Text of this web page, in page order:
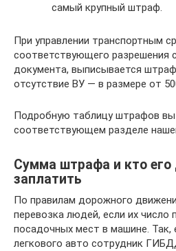
самый крупный штраф.
При управлении транспортным
соответствующего разрешения
документа, выписывается
отсутствие ВУ — в размере от
Подробную таблицу штрафов вы
соответствующем разделе
Сумма штрафа и кто
заплатить
По правилам дорожного
перевозка людей, если их число
посадочных мест в машине. Так,
легкового авто сотрудник